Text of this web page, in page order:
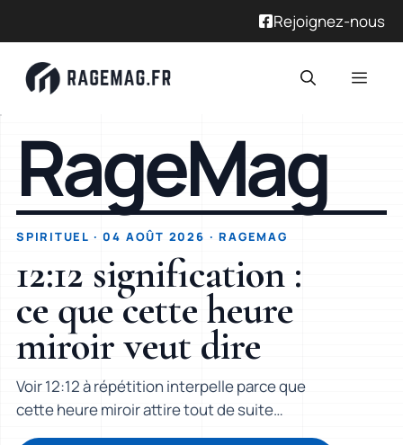
Rejoignez-nous
RageMag
SPIRITUEL · 04 AOÛT 2026 · RAGEMAG
12:12 signification :
ce que cette heure
miroir veut dire
Voir 12:12 à répétition interpelle parce que
cette heure miroir attire tout de suite
l’attention. La réponse pratique est simple :